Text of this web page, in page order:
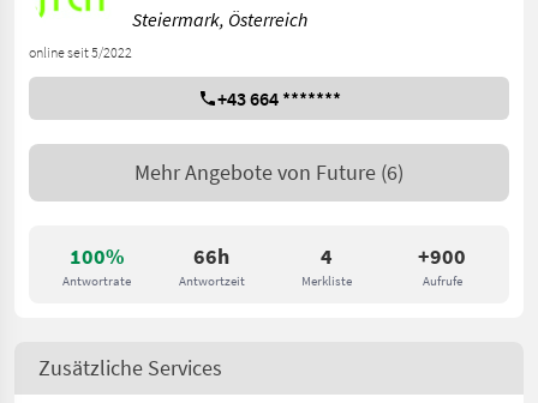
100%
Antwortrate
66h
Antwortzeit
4
Merkliste
+900
Aufrufe
online seit 5/2022
Steiermark, Österreich
+43 664 *******
Mehr Angebote von Future (6)
Zusätzliche Services